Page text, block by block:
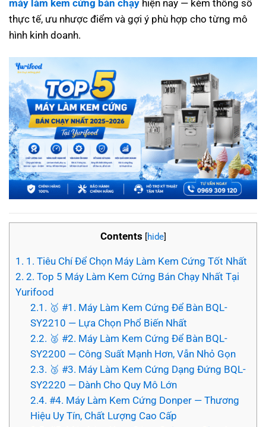
máy làm kem cứng bán chạy hiện nay — kèm thông số
thực tế, ưu nhược điểm và gợi ý phù hợp cho từng mô
hình kinh doanh.
Contents [hide]
1. 1. Tiêu Chí Để Chọn Máy Làm Kem Cứng Tốt Nhất
2. 2. Top 5 Máy Làm Kem Cứng Bán Chạy Nhất Tại
Yurifood
2.1. 🥇 #1. Máy Làm Kem Cứng Để Bàn BQL-
SY2210 — Lựa Chọn Phổ Biến Nhất
2.2. 🥈 #2. Máy Làm Kem Cứng Để Bàn BQL-
SY2200 — Công Suất Mạnh Hơn, Vẫn Nhỏ Gọn
2.3. 🥉 #3. Máy Làm Kem Cứng Dạng Đứng BQL-
SY2220 — Dành Cho Quy Mô Lớn
2.4. #4. Máy Làm Kem Cứng Donper — Thương
Hiệu Uy Tín, Chất Lượng Cao Cấp